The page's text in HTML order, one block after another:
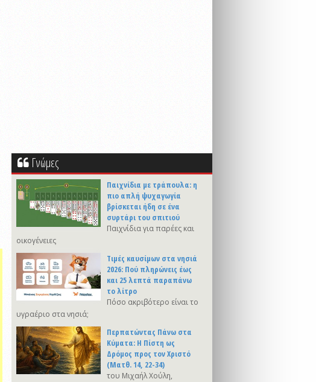
Γνώμες
Παιχνίδια με τράπουλα: η
πιο απλή ψυχαγωγία
βρίσκεται ήδη σε ένα
συρτάρι του σπιτιού
Παιχνίδια για παρέες και
οικογένειες
Τιμές καυσίμων στα νησιά
2026: Πού πληρώνεις έως
και 25 λεπτά παραπάνω
το λίτρο
Πόσο ακριβότερο είναι το
υγραέριο στα νησιά;
Περπατώντας Πάνω στα
Κύματα: Η Πίστη ως
Δρόμος προς τον Χριστό
(Ματθ. 14, 22-34)
του Μιχαήλ Χούλη,